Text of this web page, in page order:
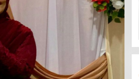
Latemmamala
Di Politik